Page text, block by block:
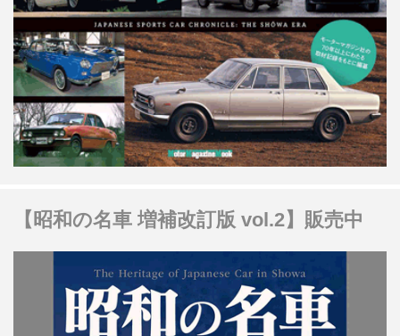
【昭和の名車 増補改訂版 vol.2】販売中